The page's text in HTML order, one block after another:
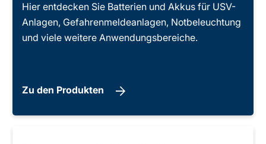
Hier entdecken Sie Batterien und Akkus für USV-
Anlagen, Gefahrenmeldeanlagen, Notbeleuchtung
und viele weitere Anwendungsbereiche.
Zu den Produkten